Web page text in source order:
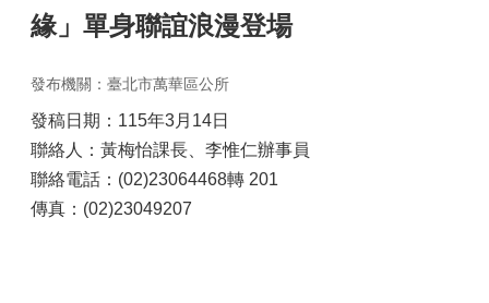
緣」單身聯誼浪漫登場
發布機關：臺北市萬華區公所
發稿日期：115年3月14日
聯絡人：黃梅怡課長、李惟仁辦事員
聯絡電話：(02)23064468轉 201
傳真：(02)23049207